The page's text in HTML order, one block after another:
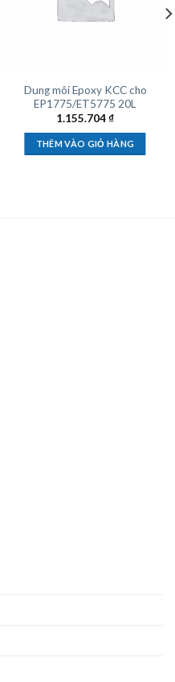
Dung môi Epoxy KCC cho
EP1775/ET5775 20L
1.155.704₫
THÊM VÀO GIỎ HÀNG